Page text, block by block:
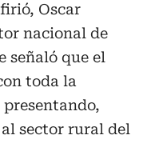
Oscar
nacional de
señaló que el
toda la
sector rural del